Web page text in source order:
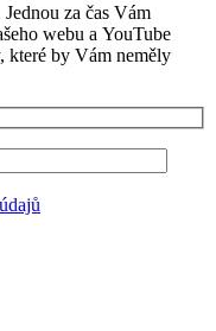
za čas Vám
webu a YouTube
které by Vám neměly